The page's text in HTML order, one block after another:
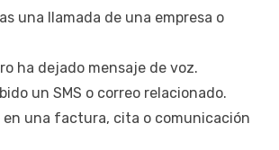
una llamada de una empresa o
ha dejado mensaje de voz.
un SMS o correo relacionado.
en una factura, cita o comunicación